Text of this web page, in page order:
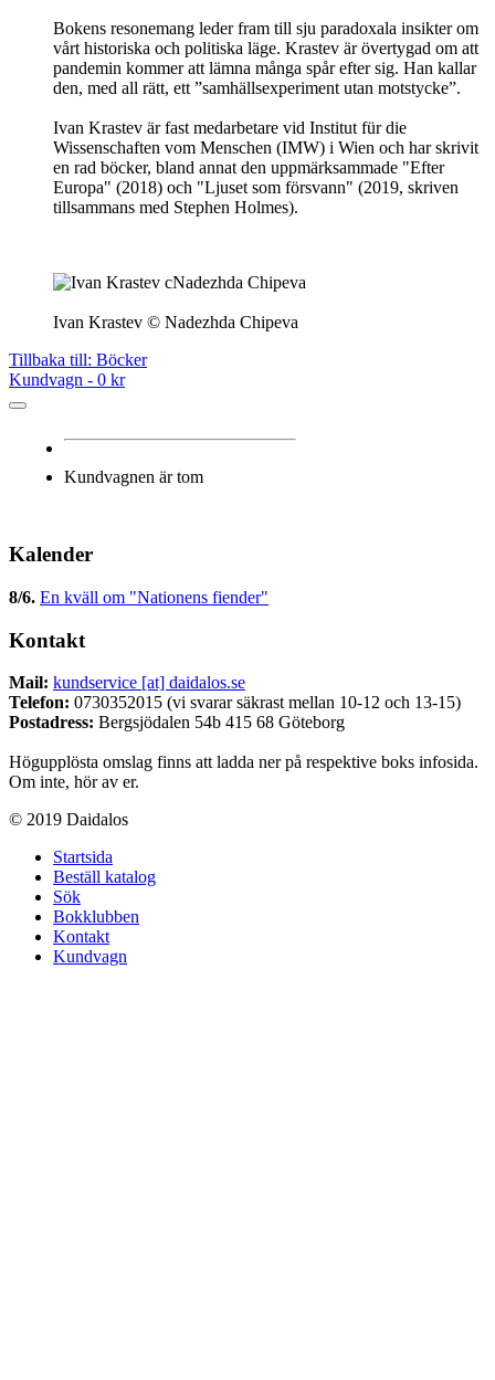
Bokens resonemang leder fram till sju paradoxala insikter om
vårt historiska och politiska läge. Krastev är övertygad om att
pandemin kommer att lämna många spår efter sig. Han kallar
den, med all rätt, ett ”samhällsexperiment utan motstycke”.
Ivan Krastev är fast medarbetare vid Institut für die
Wissenschaften vom Menschen (IMW) i Wien och har skrivit
en rad böcker, bland annat den uppmärksammade "Efter
Europa" (2018) och "Ljuset som försvann" (2019, skriven
tillsammans med Stephen Holmes).
Ivan Krastev © Nadezhda Chipeva
Tillbaka till: Böcker
Kundvagn - 0 kr
Kundvagnen är tom
Kalender
8/6. En kväll om "Nationens fiender"
Kontakt
Mail: kundservice [at] daidalos.se
Telefon: 0730352015 (vi svarar säkrast mellan 10-12 och 13-15)
Postadress: Bergsjödalen 54b 415 68 Göteborg
Högupplösta omslag finns att ladda ner på respektive boks infosida.
Om inte, hör av er.
© 2019 Daidalos
Startsida
Beställ katalog
Sök
Bokklubben
Kontakt
Kundvagn